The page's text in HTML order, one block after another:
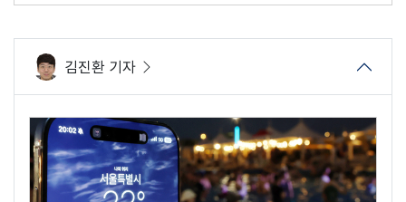
김진환 기자